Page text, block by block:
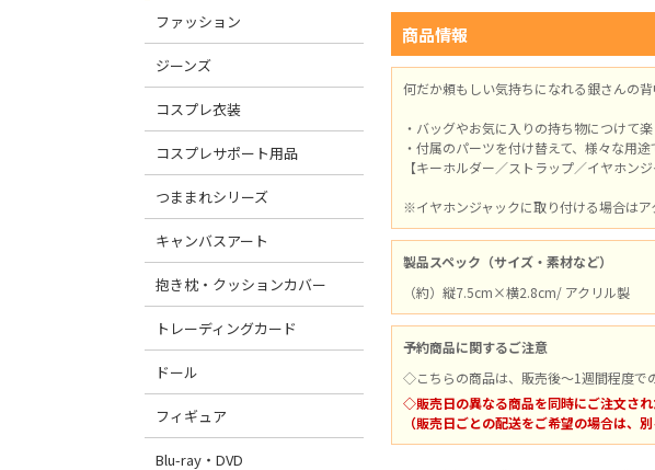
ファッション
ジーンズ
コスプレ衣装
コスプレサポート用品
つままれシリーズ
キャンバスアート
抱き枕・クッションカバー
トレーディングカード
ドール
フィギュア
Blu-ray・DVD
商品情報
何だか頼もしい気持ちになれる銀さんの
・バッグやお気に入りの持ち物につけて楽
・付属のパーツを付け替えて、様々な用途
【キーホルダー／ストラップ／イヤホン
※イヤホンジャックに取り付ける場合はア
製品スペック（サイズ・素材など）
（約）縦7.5cm×横2.8cm/ アクリル製
予約商品に関するご注意
◇こちらの商品は、販売後～1週間程度で
◇販売日の異なる商品を同時にご注文され
（販売日ごとの配送をご希望の場合は、